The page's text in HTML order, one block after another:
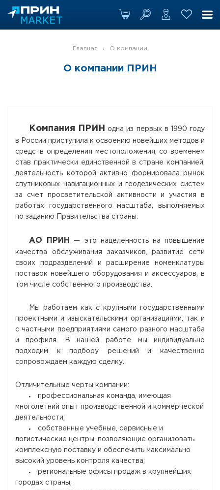
Главная › О компании
О компании ПРИН
Компания ПРИН
одна из первых в 1990 году
в России приступила к освоению новейших методов и
средств определения местоположения, со временем
став практически единственной в стране компанией,
деятельность которой активно формировала рынок
спутниковых навигационных и геодезических систем
за счет просветительской активности и участия в
работах государственного масштаба, выполняемых
по заданию Правительства страны.
АО ПРИН
— это нацеленность на повышение
качества обслуживания заказчиков, развитие сети
своих подразделений и расширение номенклатуры
поставок новейшего оборудования и аксессуаров, в
том числе собственного производства.
Мы работаем как с крупными государственными
проектными и изыскательскими организациями, так и
с частными предприятиями самого разного масштаба
и профиля. В нашей работе мы индивидуально
подходим к подбору решений и качественно
сопровождаем каждую сделку.
Отличительные черты компании:
профессиональная команда, имеющая
многолетний опыт производственной и коммерческой
деятельности;
собственные учебные, сервисные и
логистические центры, позволяющие организовать
комплексную поставку и обеспечить максимально
высокий уровень контроля качества;
региональные офисы продаж в крупнейших
городах страны;